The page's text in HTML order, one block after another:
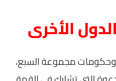
الأخرى
وحكومات مجموعة السبع،